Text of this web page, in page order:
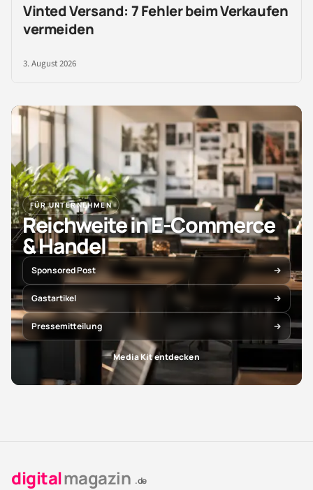
Vinted Versand: 7 Fehler beim Verkaufen
vermeiden
3. August 2026
FÜR UNTERNEHMEN
Reichweite in E-Commerce
& Handel
Sponsored Post
Gastartikel
Pressemitteilung
Media Kit entdecken
digitalmagazin .de